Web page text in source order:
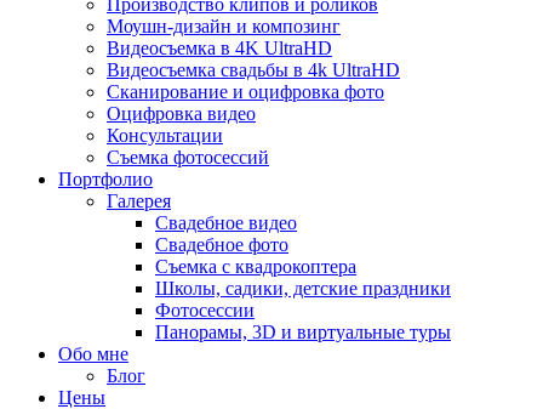
Моушн-дизайн и композинг
Видеосъемка в 4K UltraHD
Видеосъемка свадьбы в 4k UltraHD
Сканирование и оцифровка фото
Оцифровка видео
Консультации
Съемка фотосессий
Портфолио
Галерея
Свадебное видео
Свадебное фото
Съемка с квадрокоптера
Школы, садики, детские праздники
Фотосессии
Панорамы, 3D и виртуальные туры
Обо мне
Блог
Цены